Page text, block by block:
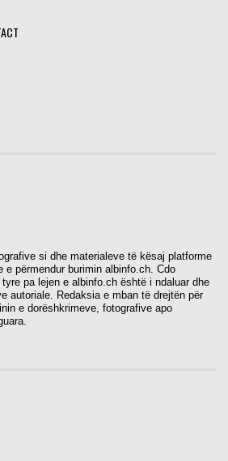
si dhe materialeve të kësaj platforme
e përmendur burimin albinfo.ch. Cdo
pa lejen e albinfo.ch është i ndaluar dhe
autoriale. Redaksia e mban të drejtën për
e dorëshkrimeve, fotografive apo